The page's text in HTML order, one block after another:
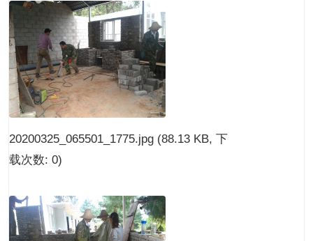
20200325_065501_1775.jpg (88.13 KB, 下
载次数: 0)